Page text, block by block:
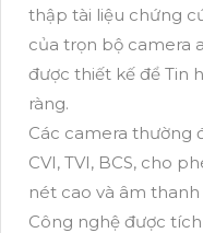
thập tài liệu chứng
của trọn bộ camera
được thiết kế để Tin
ràng.
Các camera thường
CVI, TVI, BCS, cho
nét cao và âm
Công nghệ được